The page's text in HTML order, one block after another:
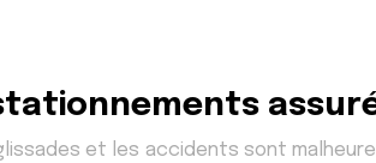
et les accidents sont